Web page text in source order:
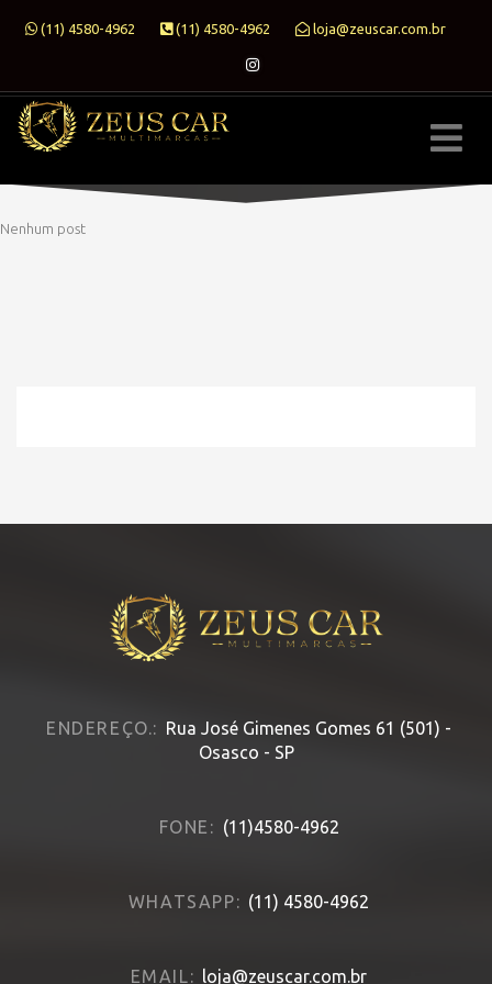
(11) 4580-4962 (11) 4580-4962 loja@zeuscar.com.br
Nenhum post
ENDEREÇO.: Rua José Gimenes Gomes 61 (501) -
Osasco - SP
FONE: (11)4580-4962
WHATSAPP: (11) 4580-4962
EMAIL: loja@zeuscar.com.br